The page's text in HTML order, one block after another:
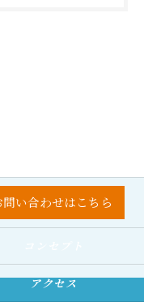
問い合わせはこちら
アクセス